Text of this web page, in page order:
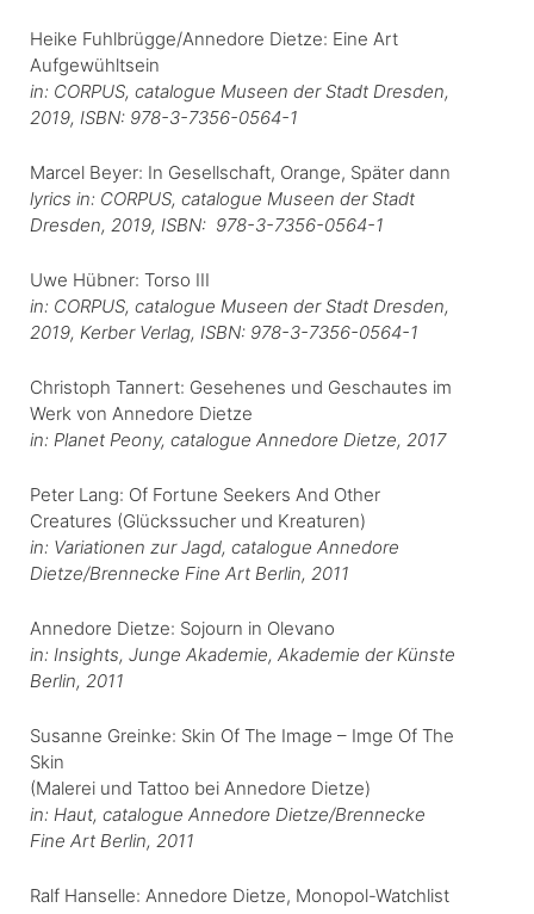
Heike Fuhlbrügge/Annedore Dietze: Eine Art
Aufgewühltsein
in: CORPUS, catalogue Museen der Stadt Dresden,
2019, ISBN: 978-3-7356-0564-1
Marcel Beyer: In Gesellschaft, Orange, Später dann
lyrics in: CORPUS, catalogue Museen der Stadt
Dresden, 2019, ISBN: 978-3-7356-0564-1
Uwe Hübner: Torso III
in: CORPUS, catalogue Museen der Stadt Dresden,
2019, Kerber Verlag, ISBN: 978-3-7356-0564-1
Christoph Tannert: Gesehenes und Geschautes im
Werk von Annedore Dietze
in: Planet Peony, catalogue Annedore Dietze, 2017
Peter Lang: Of Fortune Seekers And Other
Creatures (Glückssucher und Kreaturen)
in: Variationen zur Jagd, catalogue Annedore
Dietze/Brennecke Fine Art Berlin, 2011
Annedore Dietze: Sojourn in Olevano
in: Insights, Junge Akademie, Akademie der Künste
Berlin, 2011
Susanne Greinke: Skin Of The Image – Imge Of The
Skin
(Malerei und Tattoo bei Annedore Dietze)
in: Haut, catalogue Annedore Dietze/Brennecke
Fine Art Berlin, 2011
Ralf Hanselle: Annedore Dietze, Monopol-Watchlist